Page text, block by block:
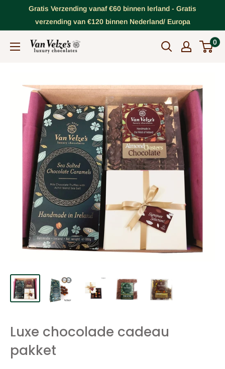
DoorgaanGratis Verzending vanaf €60 binnen Ierland - Gratis
verzending van €120 binnen Nederland/ Europa
VanVelze's
0
Luxe chocolade cadeau
pakket